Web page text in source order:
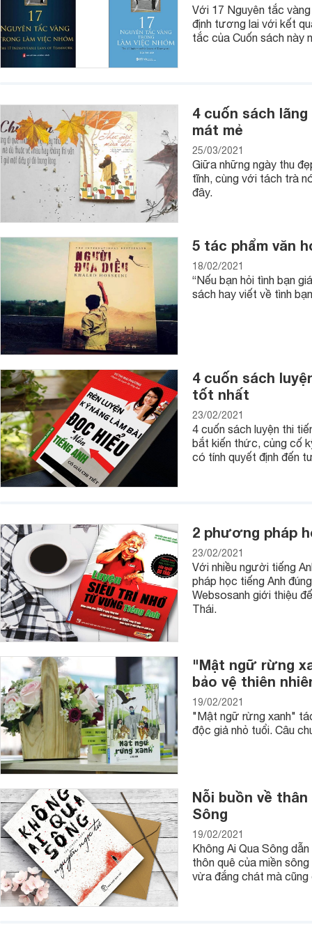
nông nghiệp và kỹ thuật của thế kỷ XX.
- Cẩm nang công nghệ hóa học
: Tất cả các định nghĩa
tham khảo, bàn luận và ứng dụng.
giới hóa học đồng thời cũng giúp bạn ghi nhớ sâu hơn về
- Và nhiều đầu sách hóa học khác.
So sánh sách hóa học tại Websosanh.vn
Với hơn 595 đầu sách hóa học khác nhau trên thị trường,
ý với mứcgiá tốtnhất. Nếu bạn chưa có ý tưởng sẽ lựa
bạn cầnở đâu bán, giá cả thế nào thì cổng thông tin so
án cho các vấn đề này. Thường xuyên truy cập
Với 17 Nguyên tắc
định tương lai với kết
tắc của Cuốn sách này
4 cuốn sách
mát mẻ
25/03/2021
Giữa những ngày thu
tĩnh, cùng với tách trà
đây.
5 tác phẩm văn
18/02/2021
“Nếu bạn hỏi tình bạn
sách hay viết về tình
4 cuốn sách
tốt nhất
23/02/2021
4 cuốn sách luyện thi
bắt kiến thức, củng cố
có tính quyết định đến
2 phương pháp
23/02/2021
Với nhiều người tiếng
pháp học tiếng Anh
Websosanh giới thiệu
Thái.
"Mật ngữ rừng
bảo vệ thiên
19/02/2021
"Mật ngữ rừng xanh"
độc giả nhỏ tuổi. Câu
Nỗi buồn về
Sông
19/02/2021
Không Ai Qua Sông
thôn quê của miền
vừa đắng chát mà